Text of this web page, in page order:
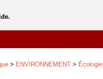
> ENVIRONNEMENT > Écologie